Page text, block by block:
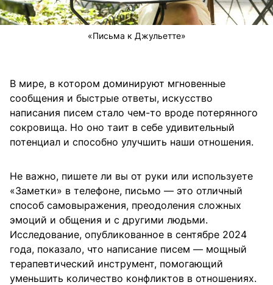
«Письма к Джульетте»
В мире, в котором доминируют мгновенные
сообщения и быстрые ответы, искусство
написания писем стало чем-то вроде потерянного
сокровища. Но оно таит в себе удивительный
потенциал и способно улучшить наши отношения.
Не важно, пишете ли вы от руки или используете
«Заметки» в телефоне, письмо — это отличный
способ самовыражения, преодоления сложных
эмоций и общения и с другими людьми.
Исследование, опубликованное в сентябре 2024
года, показало, что написание писем — мощный
терапевтический инструмент, помогающий
уменьшить количество конфликтов в отношениях.